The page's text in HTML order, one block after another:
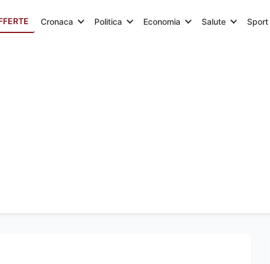
Cronaca Politica Economia Salute Sport